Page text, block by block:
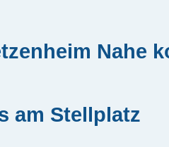
Nahe
am Stellplatz